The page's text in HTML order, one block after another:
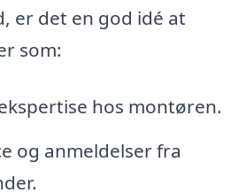
er det en god idé at
som:
hos montøren.
og anmeldelser fra